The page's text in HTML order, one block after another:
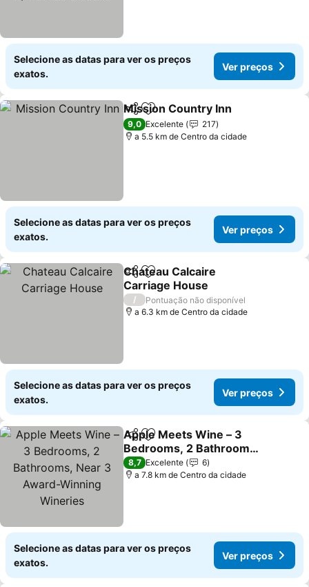
Selecione as datas para ver os preços
exatos.
Ver preços
PartilharAdicionar aos favoritos
Mission Country Inn
9,0 Excelente
217
a 5.5 km de Centro da cidade
Selecione as datas para ver os preços
exatos.
Ver preços
PartilharAdicionar aos favoritos
Chateau Calcaire
Carriage House
Ver preços
/
Pontuação não disponível
a 6.3 km de Centro da cidade
Selecione as datas para ver os preços
exatos.
Ver preços
PartilharAdicionar aos favoritos
Apple Meets Wine – 3
Bedrooms, 2 Bathrooms,
Near 3 Award-Winning
Wineries
Ver preços
8,7 Excelente
6
a 7.8 km de Centro da cidade
Selecione as datas para ver os preços
exatos.
Ver preços